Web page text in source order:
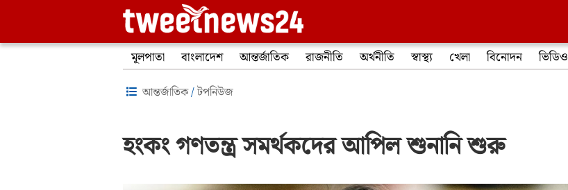
মূলপাতা বাংলাদেশ আন্তর্জাতিক রাজনীতি অর্থনীতি স্বাস্থ্য খেলা বিনোদন ভিডিও
আন্তর্জাতিক/টপনিউজ
হংকং গণতন্ত্র সমর্থকদের আপিল শুনানি শুরু